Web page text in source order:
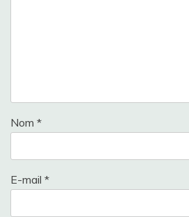
Nom *
E-mail *